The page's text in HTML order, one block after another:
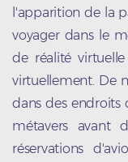
l'apparition de la
voyager dans le
de réalité
virtuellement. De
dans des endroits
métavers avant
réservations